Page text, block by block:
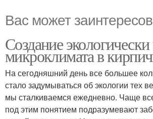
Вас может
Создание экологически
микроклимата в
На сегодняшний день все большее
стало задумываться об экологии тех
мы сталкиваемся ежедневно. Чаще
под этим понятием подразумевают